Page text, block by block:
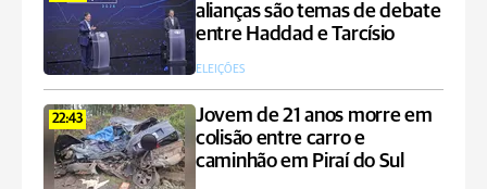
alianças são temas de debate
entre Haddad e Tarcísio
ELEIÇÕES
22:43
Jovem de 21 anos morre em
colisão entre carro e
caminhão em Piraí do Sul